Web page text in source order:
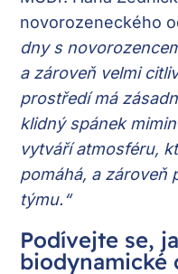
novorozeneckého
dny s
a zároveň velmi
prostředí má
klidný spánek
vytváří atmosféru,
pomáhá, a zároveň
týmu.“
Podívejte se,
biodynamické